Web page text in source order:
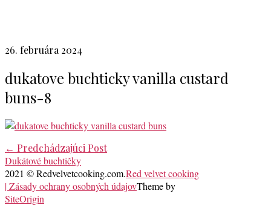
26. februára 2024
dukatove buchticky vanilla custard
buns-8
Post
navigation
← Predchádzajúci Post
Dukátové buchtičky
2021 © Redvelvetcooking.com.Red velvet cooking
| Zásady ochrany osobných údajovTheme by
SiteOrigin